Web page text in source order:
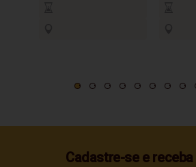
Cadastre-se e